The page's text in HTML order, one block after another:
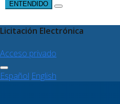
ENTENDIDO
Licitación Electrónica
Acceso privado
Español English